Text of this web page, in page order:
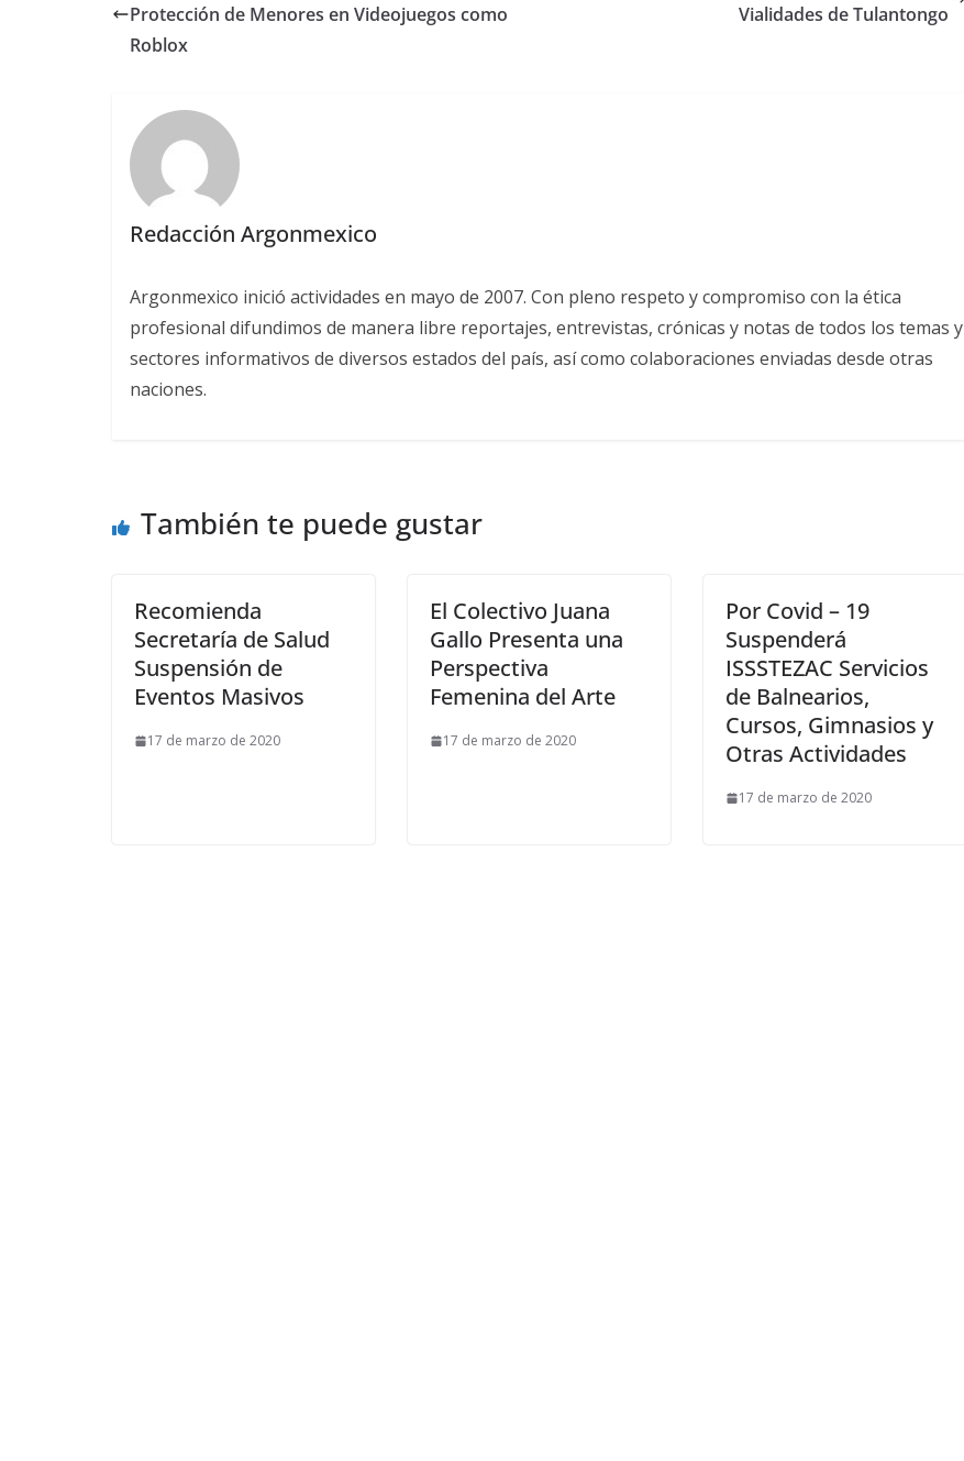
Protección de Menores en Videojuegos como
Roblox
Vialidades de Tulantongo
Redacción Argonmexico
Argonmexico inició actividades en mayo de 2007. Con pleno respeto y compromiso con la ética
profesional difundimos de manera libre reportajes, entrevistas, crónicas y notas de todos los temas y
sectores informativos de diversos estados del país, así como colaboraciones enviadas desde otras
naciones.
También te puede gustar
Recomienda
Secretaría de Salud
Suspensión de
Eventos Masivos
17 de marzo de 2020
El Colectivo Juana
Gallo Presenta una
Perspectiva
Femenina del Arte
17 de marzo de 2020
Por Covid – 19
Suspenderá
ISSSTEZAC Servicios
de Balnearios,
Cursos, Gimnasios y
Otras Actividades
17 de marzo de 2020